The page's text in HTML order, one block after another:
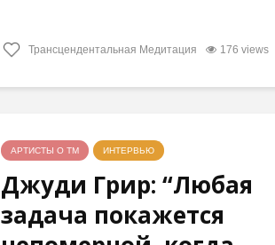
Трансцендентальная Медитация 176 views
АРТИСТЫ О ТМ ИНТЕРВЬЮ
Джуди Грир: “Любая
задача покажется